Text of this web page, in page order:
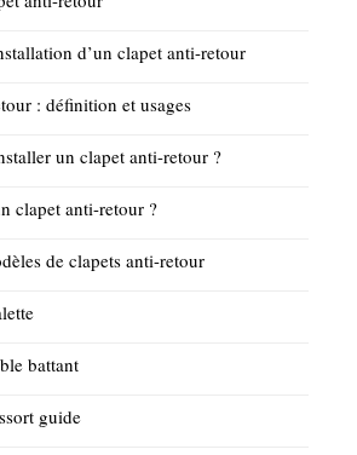
d’un clapet anti-retour
: définition et usages
un clapet anti-retour ?
clapet anti-retour ?
de clapets anti-retour
battant
guide